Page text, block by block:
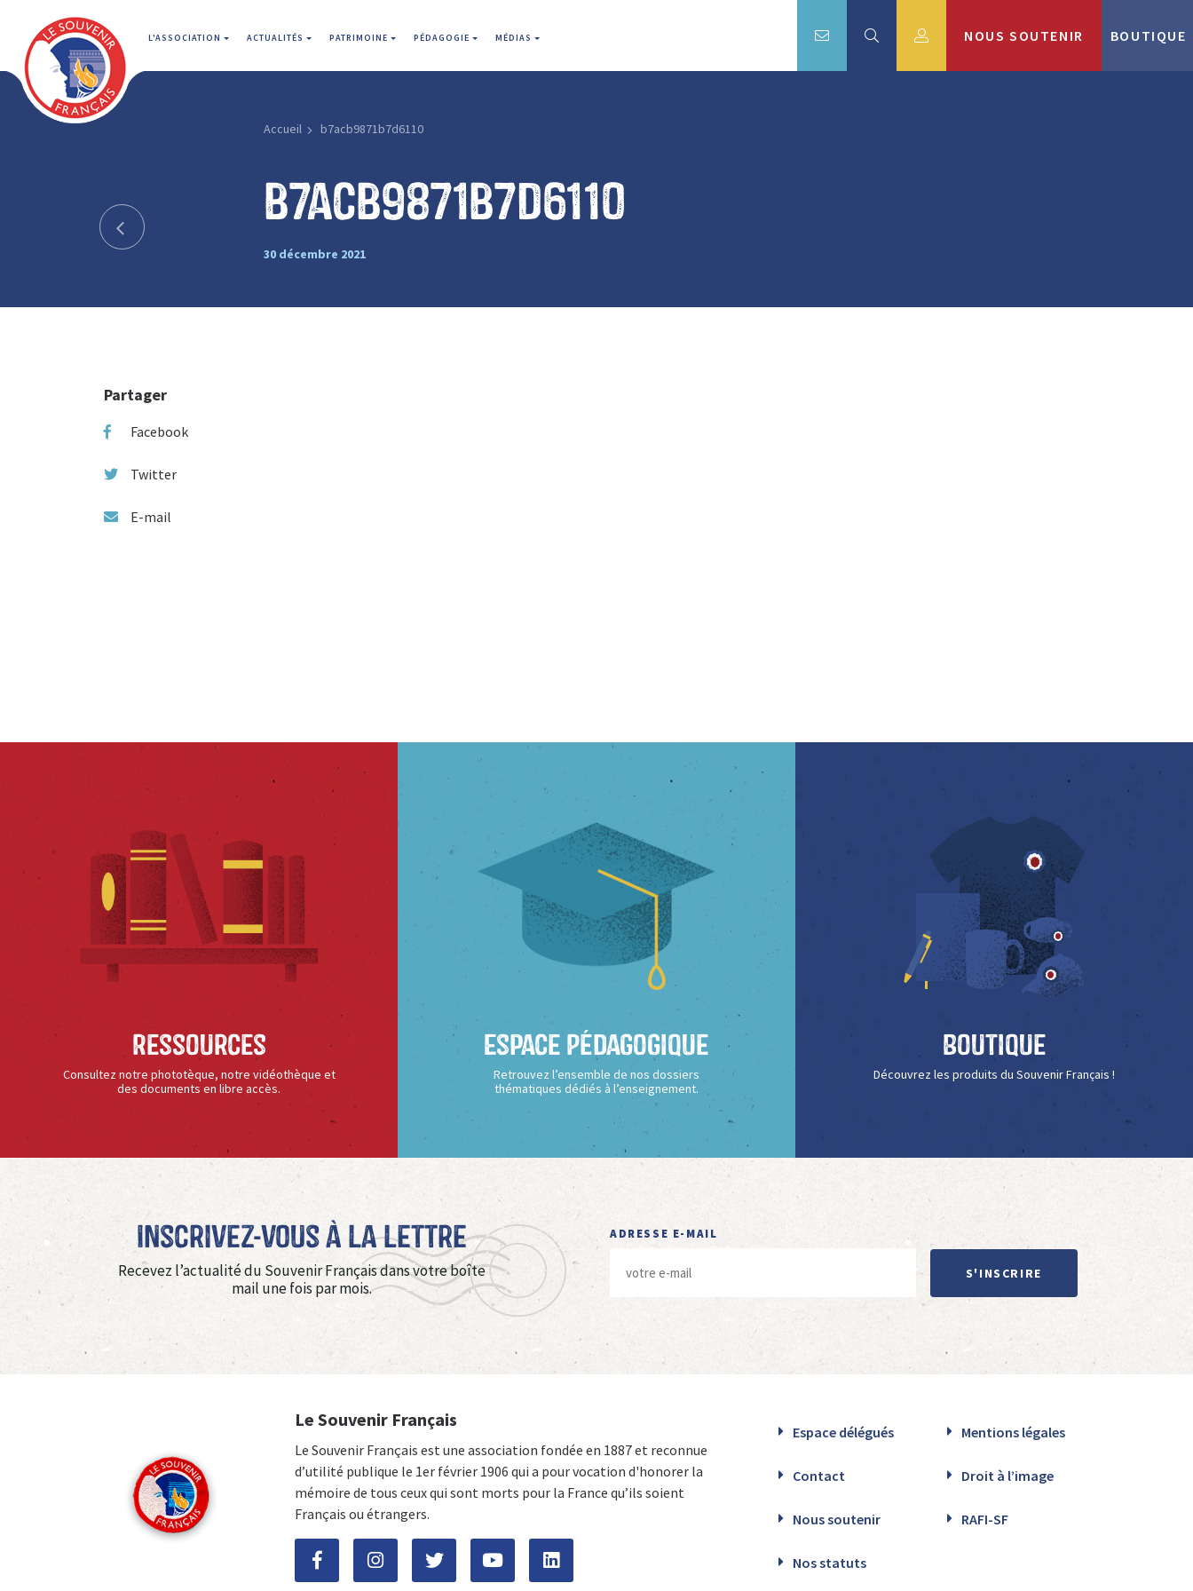
L'ASSOCIATION ACTUALITÉS PATRIMOINE PÉDAGOGIE MÉDIAS NOUS SOUTENIR BOUTIQUE
Accueil b7acb9871b7d6110
b7acb9871b7d6110
30 décembre 2021
Partager
Facebook
Twitter
E-mail
Ressources
Consultez notre phototèque, notre vidéothèque et
des documents en libre accès.
Espace Pédagogique
Retrouvez l’ensemble de nos dossiers
thématiques dédiés à l’enseignement.
Boutique
Découvrez les produits du Souvenir Français !
Inscrivez-vous à La Lettre
Recevez l’actualité du Souvenir Français dans votre boîte
mail une fois par mois.
ADRESSE E-MAIL
S'INSCRIRE
Le Souvenir Français
Le Souvenir Français est une association fondée en 1887 et reconnue
d’utilité publique le 1er février 1906 qui a pour vocation d'honorer la
mémoire de tous ceux qui sont morts pour la France qu’ils soient
Français ou étrangers.
Espace délégués Mentions légales
Contact Droit à l’image
Nous soutenir RAFI-SF
Nos statuts